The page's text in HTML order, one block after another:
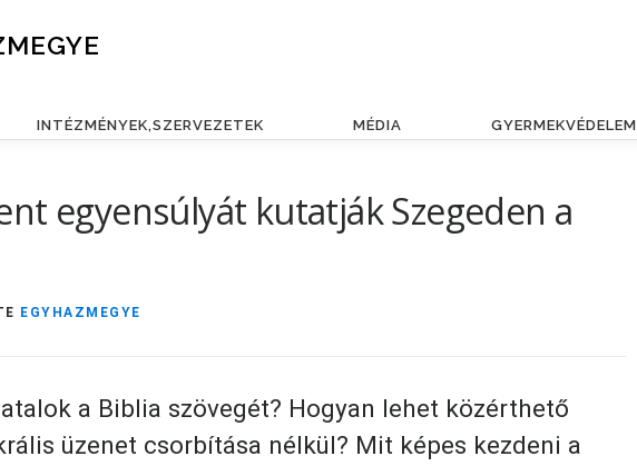
INTÉZMÉNYEK,SZERVEZETEK MÉDIA
GYERMEKVÉDELEM
egyensúlyát kutatják Szegeden a
EGYHAZMEGYE
a Biblia szövegét? Hogyan lehet közérthető
üzenet csorbítása nélkül? Mit képes kezdeni a